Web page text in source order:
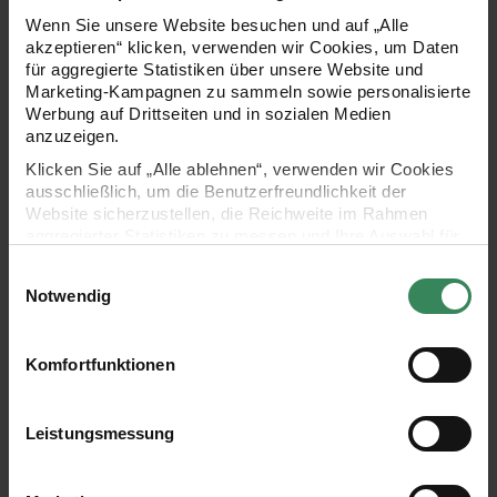
Wenn Sie unsere Website besuchen und auf „Alle
akzeptieren“ klicken, verwenden wir Cookies, um Daten
für aggregierte Statistiken über unsere Website und
Marketing-Kampagnen zu sammeln sowie personalisierte
Werbung auf Drittseiten und in sozialen Medien
anzuzeigen.
Klicken Sie auf „Alle ablehnen“, verwenden wir Cookies
ausschließlich, um die Benutzerfreundlichkeit der
Website sicherzustellen, die Reichweite im Rahmen
Ihre Einwilligung ist freiwillig und kann jederzeit über den
Link „Cookie-Einstellungen“ im Fußbereich der Seite
verwendeten Technologien und den Empfängern der
Daten finden Sie in unserer Datenschutzerklärung.
Notwendig
Komfortfunktionen
Leistungsmessung
Farbe 2: 1 Knäuel
- Ricorumi Nilli Nilli 013 Blau
Farbe 3: 1 Knäuel
- Ricorumi Nilli Nilli 016 Aqua
Farbe 4: 1 Knäuel
- Ricorumi Nilli Nilli 017 Türkis
Farbe 5: 1 Knäuel